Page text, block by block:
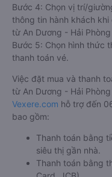
Bước 4: Chọn vị trí/
thông tin hành khách
từ An Dương - Hải Phòng
Bước 5: Chọn hình thức
thanh toán vé.
Việc đặt mua và thanh
từ An Dương - Hải
Vexere.com hỗ trợ đến
bao gồm:
Thanh toán bằng
siêu thị gần nhà.
Thanh toán bằng